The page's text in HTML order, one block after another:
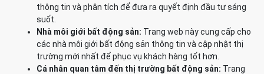
thông tin và phân tích để đưa ra quyết định đầu tư sáng
suốt.
Nhà môi giới bất động sản: Trang web này cung cấp cho
các nhà môi giới bất động sản thông tin và cập nhật thị
trường mới nhất để phục vụ khách hàng tốt hơn.
Cá nhân quan tâm đến thị trường bất động sản: Trang